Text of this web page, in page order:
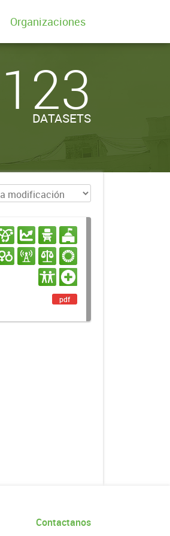
Organizaciones
123
DATASETS
pdf
Contactanos